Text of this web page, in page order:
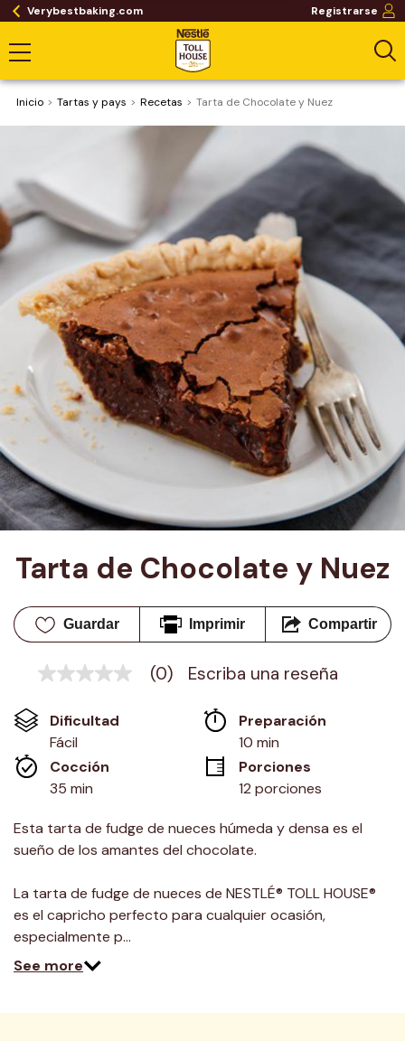
Verybestbaking.com Registrarse
Inicio Tartas y pays Recetas Tarta de Chocolate y Nuez
Tarta de Chocolate y Nuez
Guardar Imprimir Compartir
Sin
en
misma
página.
(0) Escriba una reseña
Dificultad
Fácil
Preparación
10 min
Cocción
35 min
Porciones
12 porciones
Esta tarta de fudge de nueces húmeda y densa es el
sueño de los amantes del chocolate.
La tarta de fudge de nueces de NESTLÉ® TOLL HOUSE®
es el capricho perfecto para cualquier ocasión,
especialmente p…
See more